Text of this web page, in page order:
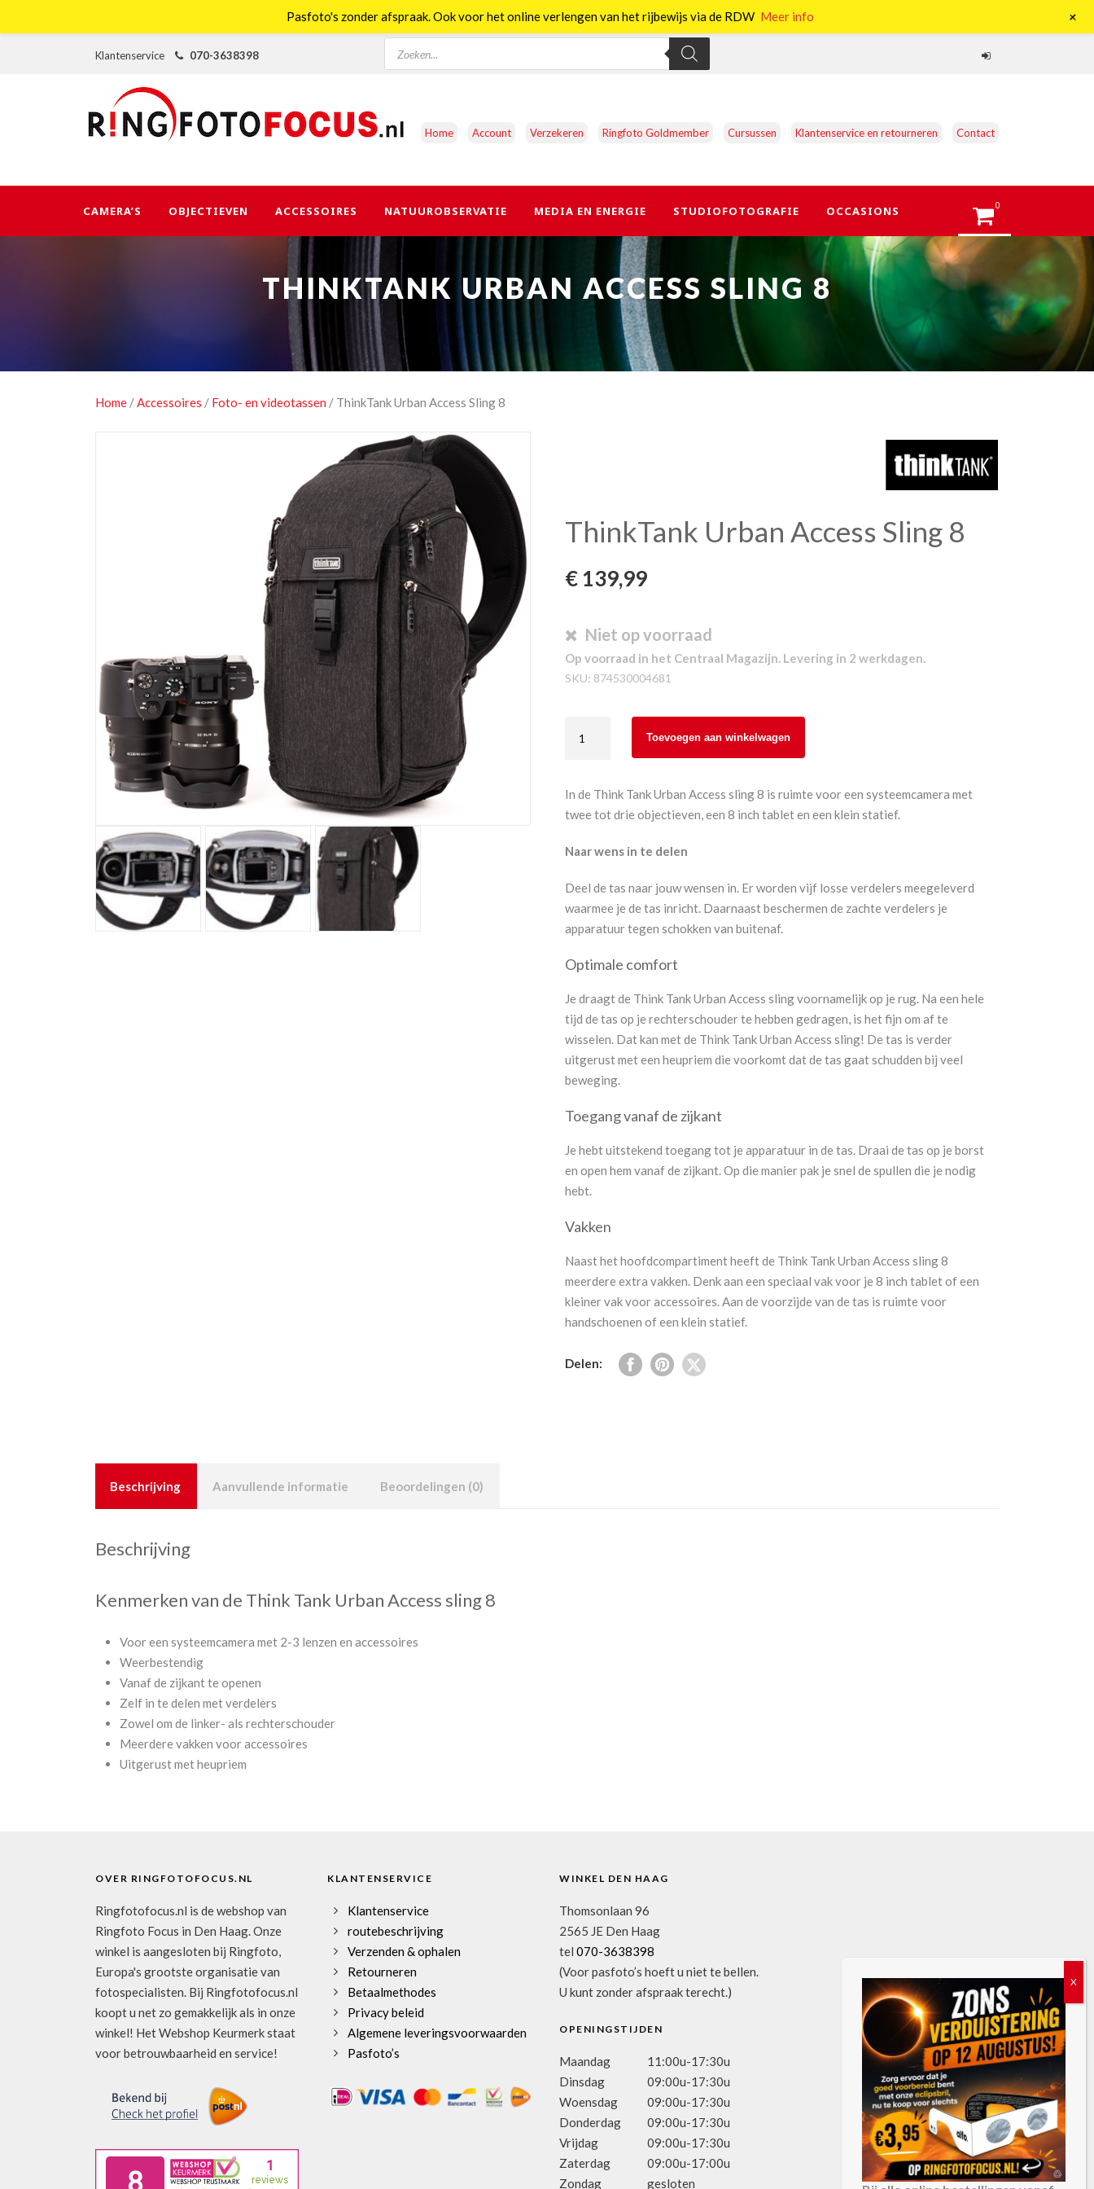
Klantenservice 070-3638398
Producten
zoeken
Home Account Verzekeren Ringfoto Goldmember Cursussen Klantenservice en retourneren Contact
CAMERA’S OBJECTIEVEN ACCESSOIRES NATUUROBSERVATIE MEDIA EN ENERGIE STUDIOFOTOGRAFIE OCCASIONS 0
THINKTANK URBAN ACCESS SLING 8
Home /Accessoires / Foto- en videotassen / ThinkTank Urban Access Sling 8
ThinkTank Urban Access Sling 8
€ 139,99
Niet op voorraad
Op voorraad in het Centraal Magazijn. Levering in 2 werkdagen.
SKU: 874530004681
Urban
Sling
8
Toevoegen aan winkelwagen
In de Think Tank Urban Access sling 8 is ruimte voor een systeemcamera met
twee tot drie objectieven, een 8 inch tablet en een klein statief.
Naar wens in te delen
Deel de tas naar jouw wensen in. Er worden vijf losse verdelers meegeleverd
waarmee je de tas inricht. Daarnaast beschermen de zachte verdelers je
apparatuur tegen schokken van buitenaf.
Optimale comfort
Je draagt de Think Tank Urban Access sling voornamelijk op je rug. Na een hele
tijd de tas op je rechterschouder te hebben gedragen, is het fijn om af te
wisselen. Dat kan met de Think Tank Urban Access sling! De tas is verder
uitgerust met een heupriem die voorkomt dat de tas gaat schudden bij veel
beweging.
Toegang vanaf de zijkant
Je hebt uitstekend toegang tot je apparatuur in de tas. Draai de tas op je borst
en open hem vanaf de zijkant. Op die manier pak je snel de spullen die je nodig
hebt.
Vakken
Naast het hoofdcompartiment heeft de Think Tank Urban Access sling 8
meerdere extra vakken. Denk aan een speciaal vak voor je 8 inch tablet of een
kleiner vak voor accessoires. Aan de voorzijde van de tas is ruimte voor
handschoenen of een klein statief.
Delen:
Beschrijving Aanvullende informatie Beoordelingen (0)
Beschrijving
Kenmerken van de Think Tank Urban Access sling 8
Voor een systeemcamera met 2-3 lenzen en accessoires
Weerbestendig
Vanaf de zijkant te openen
Zelf in te delen met verdelers
Zowel om de linker- als rechterschouder
Meerdere vakken voor accessoires
Uitgerust met heupriem
OVER RINGFOTOFOCUS.NL
Ringfotofocus.nl is de webshop van
Ringfoto Focus in Den Haag. Onze
winkel is aangesloten bij Ringfoto,
Europa's grootste organisatie van
fotospecialisten. Bij Ringfotofocus.nl
koopt u net zo gemakkelijk als in onze
winkel! Het Webshop Keurmerk staat
voor betrouwbaarheid en service!
KLANTENSERVICE
Klantenservice
routebeschrijving
Verzenden & ophalen
Retourneren
Betaalmethodes
Privacy beleid
Algemene leveringsvoorwaarden
Pasfoto’s
WINKEL DEN HAAG
Thomsonlaan 96
2565 JE Den Haag
tel 070-3638398
(Voor pasfoto’s hoeft u niet te bellen.
U kunt zonder afspraak terecht.)
OPENINGSTIJDEN
Maandag
11:00u-17:30u
Dinsdag
09:00u-17:30u
Woensdag
09:00u-17:30u
Donderdag
09:00u-17:30u
Vrijdag
09:00u-17:30u
Zaterdag
09:00u-17:00u
Zondag
gesloten
Pasfoto's zonder afspraak. Ook voor het online verlengen van het rijbewijs via de RDW Meer info +